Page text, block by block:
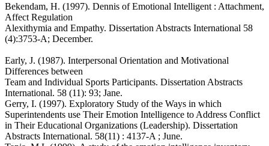
Bekendam, H. (1997). Dennis of Emotional Intelligent : Attachment,
Affect Regulation
Alexithymia and Empathy. Dissertation Abstracts International 58
(4):3753-A; December.
Early, J. (1987). Interpersonal Orientation and Motivational
Differences between
Team and Individual Sports Participants. Dissertation Abstracts
International. 58 (11): 93; Jane.
Gerry, I. (1997). Exploratory Study of the Ways in which
Superintendents use Their Emotion Intelligence to Address Conflict
in Their Educational Organizations (Leadership). Dissertation
Abstracts International. 58(11) : 4137-A ; June.